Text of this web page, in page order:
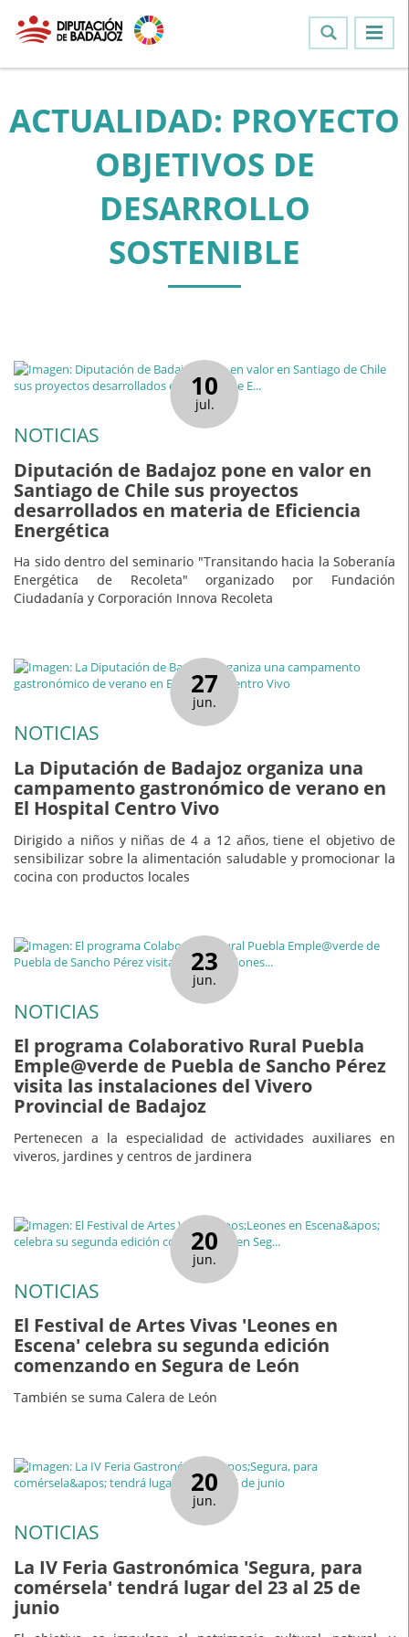
ACTUALIDAD: PROYECTO
OBJETIVOS DE
DESARROLLO
SOSTENIBLE
10
jul.
NOTICIAS
Diputación de Badajoz pone en valor en
Santiago de Chile sus proyectos
desarrollados en materia de Eficiencia
Energética
Ha sido dentro del seminario "Transitando hacia la Soberanía
Energética de Recoleta" organizado por Fundación
Ciudadanía y Corporación Innova Recoleta
27
jun.
NOTICIAS
La Diputación de Badajoz organiza una
campamento gastronómico de verano en
El Hospital Centro Vivo
Dirigido a niños y niñas de 4 a 12 años, tiene el objetivo de
sensibilizar sobre la alimentación saludable y promocionar la
cocina con productos locales
23
jun.
NOTICIAS
El programa Colaborativo Rural Puebla
Emple@verde de Puebla de Sancho Pérez
visita las instalaciones del Vivero
Provincial de Badajoz
Pertenecen a la especialidad de actividades auxiliares en
viveros, jardines y centros de jardinera
20
jun.
NOTICIAS
El Festival de Artes Vivas 'Leones en
Escena' celebra su segunda edición
comenzando en Segura de León
También se suma Calera de León
20
jun.
NOTICIAS
La IV Feria Gastronómica 'Segura, para
comérsela' tendrá lugar del 23 al 25 de
junio